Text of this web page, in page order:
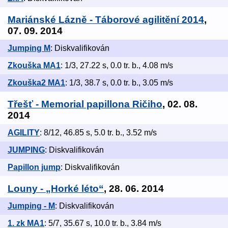
Mariánské Lázně - Táborové agilitění 2014,
07. 09. 2014
Jumping M: Diskvalifikován
Zkouška MA1: 1/3, 27.22 s, 0.0 tr. b., 4.08 m/s
Zkouška2 MA1: 1/3, 38.7 s, 0.0 tr. b., 3.05 m/s
Třešť - Memorial papillona Ričiho, 02. 08.
2014
AGILITY: 8/12, 46.85 s, 5.0 tr. b., 3.52 m/s
JUMPING: Diskvalifikován
Papillon jump: Diskvalifikován
Louny - „Horké léto“, 28. 06. 2014
Jumping - M: Diskvalifikován
1. zk MA1: 5/7, 35.67 s, 10.0 tr. b., 3.84 m/s